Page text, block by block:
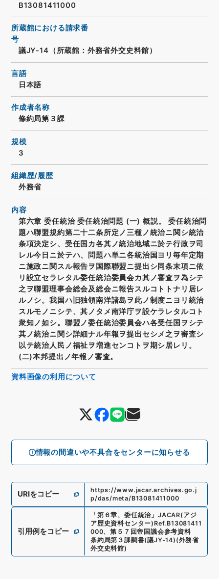
情報の間違いや不具合をセンターに知らせる
B13081411000
所蔵館における請求番
号
議JY-14（所蔵館：外務省外交史料館）
言語
日本語
作成者名称
條約局第３課
規模
3
組織歴/履歴
外務省
内容
第六章 委任統治 委任統治問題 (一) 概説。 委任統治問
題ハ聯盟規約第二十二条所定ノ三種ノ統治ニ関シ統治
条項決定シ、受任国カ各其ノ統治地域ニ於テ行政ヲ司
レル今日ニ於テハ、問題ハ単ニ各統治国ヨリ毎年定期
ニ施政ニ関スル報告ヲ国際聯盟ニ提出シ同条末項ニ依
リ設立セラレタル委任統治委員会カ其ノ審査ヲ為シテ
之ヲ聯盟理事会総会及総会ニ報告スルコトトナリ居レ
ルノシ。我国ハ旧独領南洋諸島ヲ此ノ制度ニヨリ統治
スルモノニシテ、其ノタメ南洋庁ヲ設ケラレタルコト
衆知ノ如シ。聯盟ノ委任統治委員会ハ各受任国ヲシテ
其ノ統治ニ関シ詳細ナル年報ヲ提出セシメ之ヲ審査シ
以テ統治人民ノ福祉ヲ増進センコトヲ期シ居レリ。
(二)本邦提出ノ年報ノ審査。
URIをコピー
https://www.jacar.archives.go.j
p/das/meta/B13081411000
引用例をコピー
「第６章、委任統治 」 JACAR(アジ
ア歴史資料センター) Ref. B13081411
000、第５７回帝国議会参考資料
条約局第３課調書(議JY-14) (外務省
外交史料館)
資料画像の利用について